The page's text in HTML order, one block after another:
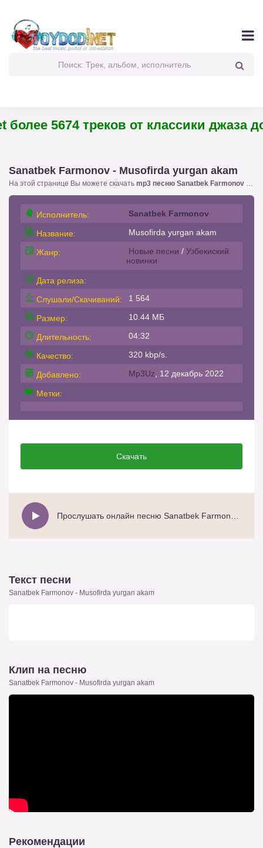
5674 треков от классики джаза до
Sanatbek Farmonov - Musofirda yurgan akam
На этой странице Вы можете скачать mp3 песню Sanatbek Farmonov - Musofirda yurgan akam
Исполнитель: Sanatbek Farmonov
Название: Musofirda yurgan akam
Жанр: Новые песни / Узбекиский
новинки
Дата релиза:
Слушали/Скачиваний:
1 564
Размер: 10.44 МБ
Длительность: 04:32
Качество: 320 kbp/s.
Добавлено: Mp3Uz , 12 декабрь 2022
Метки:
Скачать
Текст песни
Sanatbek Farmonov - Musofirda yurgan akam
Клип на песню
Sanatbek Farmonov - Musofirda yurgan akam
Рекомендации